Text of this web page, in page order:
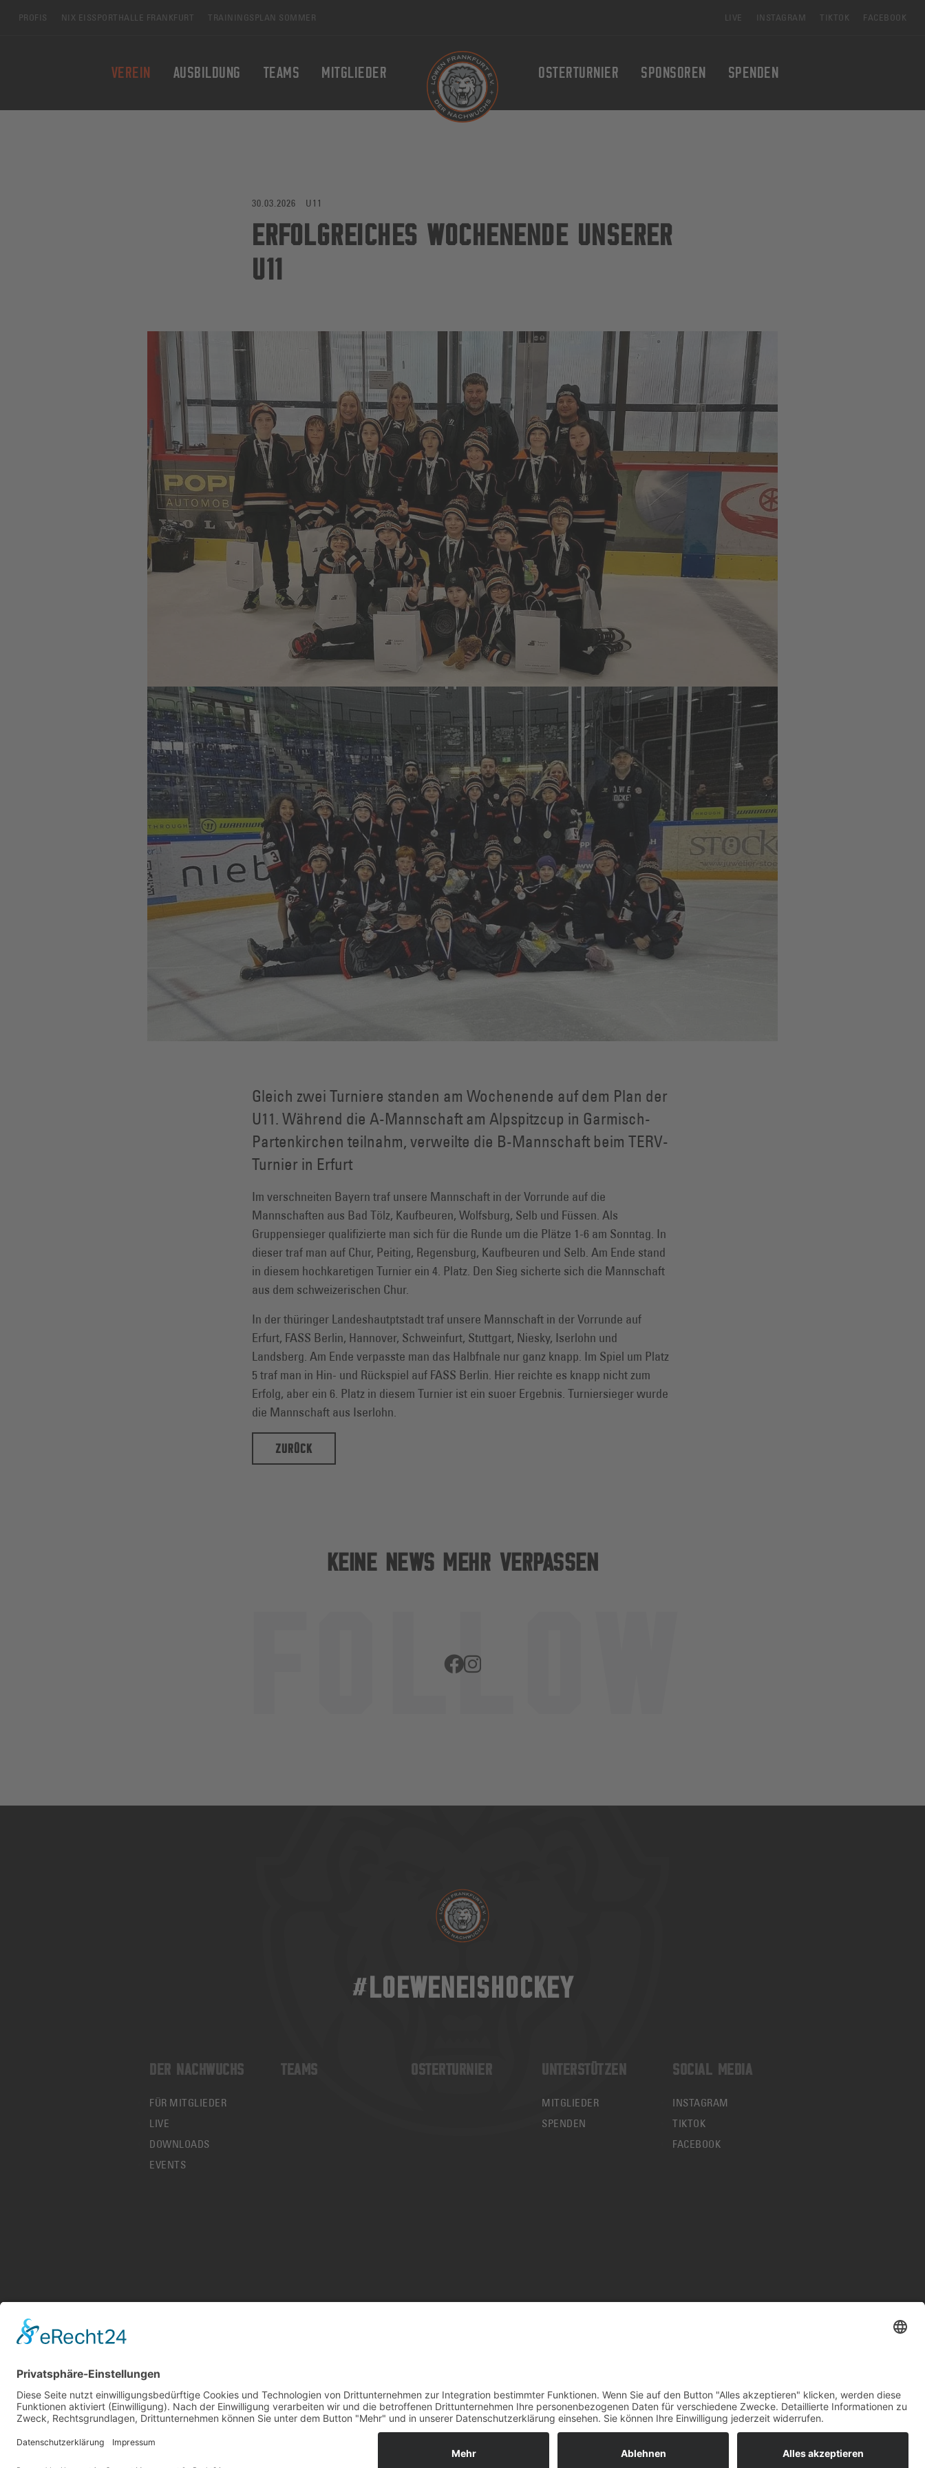
PROFIS NIX EISSPORTHALLE FRANKFURT TRAININGSPLAN SOMMER LIVE INSTAGRAM TIKTOK FACEBOOK
VEREIN AUSBILDUNG TEAMS MITGLIEDER OSTERTURNIER SPONSOREN SPENDEN
30.03.2026 U11
ERFOLGREICHES WOCHENENDE UNSERER
U11
Gleich zwei Turniere standen am Wochenende auf dem Plan der
U11. Während die A-Mannschaft am Alpspitzcup in Garmisch-
Partenkirchen teilnahm, verweilte die B-Mannschaft beim TERV-
Turnier in Erfurt
Im verschneiten Bayern traf unsere Mannschaft in der Vorrunde auf die
Mannschaften aus Bad Tölz, Kaufbeuren, Wolfsburg, Selb und Füssen. Als
Gruppensieger qualifizierte man sich für die Runde um die Plätze 1-6 am Sonntag. In
dieser traf man auf Chur, Peiting, Regensburg, Kaufbeuren und Selb. Am Ende stand
in diesem hochkaretigen Turnier ein 4. Platz. Den Sieg sicherte sich die Mannschaft
aus dem schweizerischen Chur.
In der thüringer Landeshautptstadt traf unsere Mannschaft in der Vorrunde auf
Erfurt, FASS Berlin, Hannover, Schweinfurt, Stuttgart, Niesky, Iserlohn und
Landsberg. Am Ende verpasste man das Halbfnale nur ganz knapp. Im Spiel um Platz
5 traf man in Hin- und Rückspiel auf FASS Berlin. Hier reichte es knapp nicht zum
Erfolg, aber ein 6. Platz in diesem Turnier ist ein suoer Ergebnis. Turniersieger wurde
die Mannschaft aus Iserlohn.
ZURÜCK
KEINE NEWS MEHR VERPASSEN
#LOEWENEISHOCKEY
DER NACHWUCHS
FÜR MITGLIEDER
LIVE
DOWNLOADS
EVENTS
TEAMS OSTERTURNIER UNTERSTÜTZEN
MITGLIEDER
SPENDEN
SOCIAL MEDIA
INSTAGRAM
TIKTOK
FACEBOOK
KONTAKT IMPRESSUM DATENSCHUTZ © 2026 LÖWEN FRANKFURT EISHOCKEY E.V.